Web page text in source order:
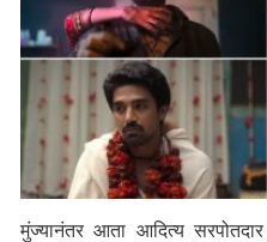
मुंज्यानंतर आता आदित्य